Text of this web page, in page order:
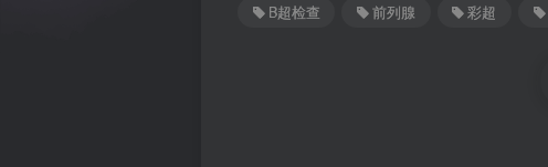
B超检查 前列腺 彩超